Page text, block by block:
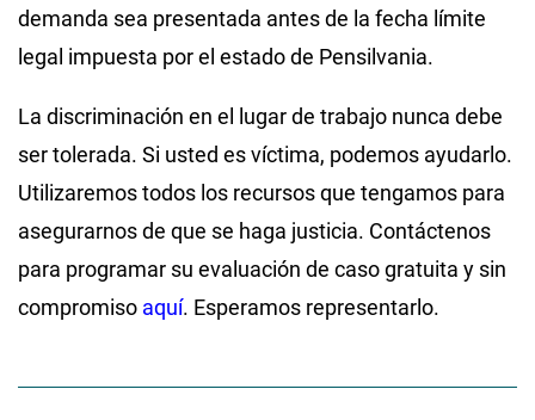
demanda sea presentada antes de la fecha límite
legal impuesta por el estado de Pensilvania.
La discriminación en el lugar de trabajo nunca debe
ser tolerada. Si usted es víctima, podemos ayudarlo.
Utilizaremos todos los recursos que tengamos para
asegurarnos de que se haga justicia. Contáctenos
para programar su evaluación de caso gratuita y sin
compromiso aquí. Esperamos representarlo.